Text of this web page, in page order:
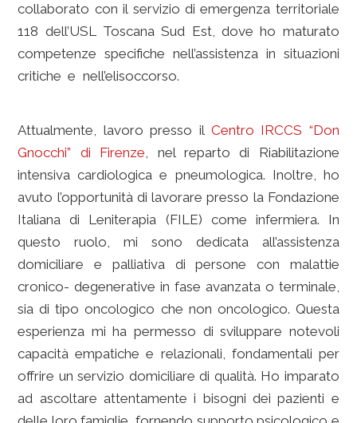
collaborato con il servizio di emergenza territoriale
118 dell’USL Toscana Sud Est, dove ho maturato
competenze specifiche nell’assistenza in situazioni
critiche e nell’elisoccorso.
Attualmente, lavoro presso il Centro IRCCS “Don
Gnocchi” di Firenze, nel reparto di Riabilitazione
intensiva cardiologica e pneumologica. Inoltre, ho
avuto l’opportunità di lavorare presso la Fondazione
Italiana di Leniterapia (FILE) come infermiera. In
questo ruolo, mi sono dedicata all’assistenza
domiciliare e palliativa di persone con malattie
cronico- degenerative in fase avanzata o terminale,
sia di tipo oncologico che non oncologico. Questa
esperienza mi ha permesso di sviluppare notevoli
capacità empatiche e relazionali, fondamentali per
offrire un servizio domiciliare di qualità. Ho imparato
ad ascoltare attentamente i bisogni dei pazienti e